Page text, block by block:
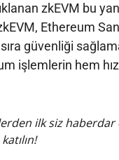
zkEVM bu
Ethereum
sıra güvenliği
işlemlerin hem
ilk siz haberdar